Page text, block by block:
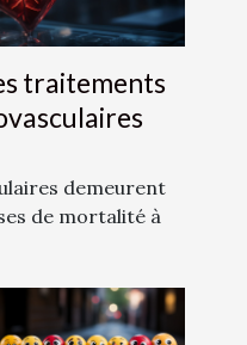
traitements
demeurent
de mortalité à